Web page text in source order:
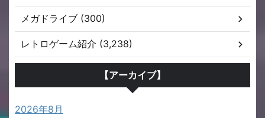
メガドライブ (300)
レトロゲーム紹介 (3,238)
【アーカイブ】
2026年8月